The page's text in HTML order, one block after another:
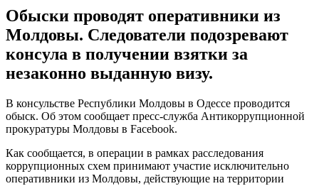
Обыски проводят оперативники из
Молдовы. Следователи подозревают
консула в получении взятки за
незаконно выданную визу.
В консульстве Республики Молдовы в Одессе проводится
обыск. Об этом сообщает пресс-служба Антикоррупционной
прокуратуры Молдовы в Facebook.
Как сообщается, в операции в рамках расследования
коррупционных схем принимают участие исключительно
оперативники из Молдовы, действующие на территории